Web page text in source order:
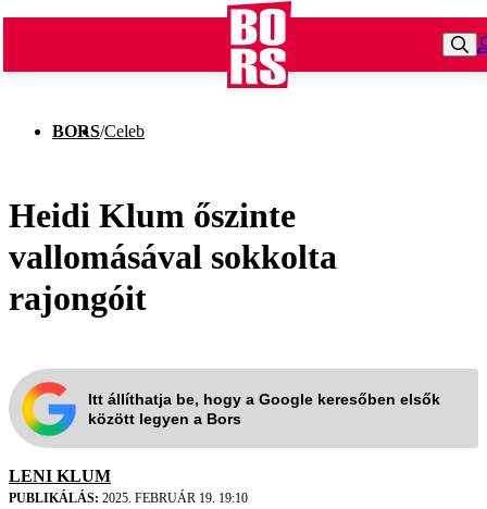
BORS/Celeb
Heidi Klum őszinte
vallomásával sokkolta
rajongóit
Itt állíthatja be, hogy a Google keresőben elsők
között legyen a Bors
LENI KLUM
PUBLIKÁLÁS: 2025. FEBRUÁR 19. 19:10